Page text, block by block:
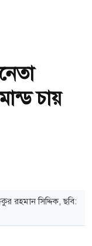
চায়
রহমান সিদ্দিক, ছবি: